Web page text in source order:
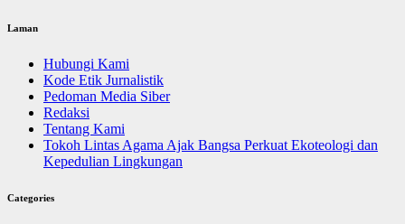
Laman
Hubungi Kami
Kode Etik Jurnalistik
Pedoman Media Siber
Redaksi
Tentang Kami
Tokoh Lintas Agama Ajak Bangsa Perkuat Ekoteologi dan
Kepedulian Lingkungan
Categories